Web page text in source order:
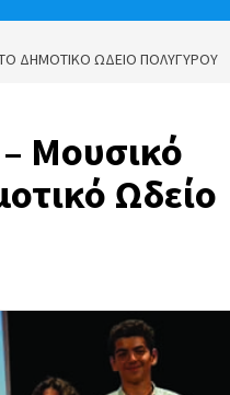
ΔΗΜΟΤΙΚΌ ΩΔΕΊΟ ΠΟΛΥΓΎΡΟΥ
Μουσικό
Ωδείο